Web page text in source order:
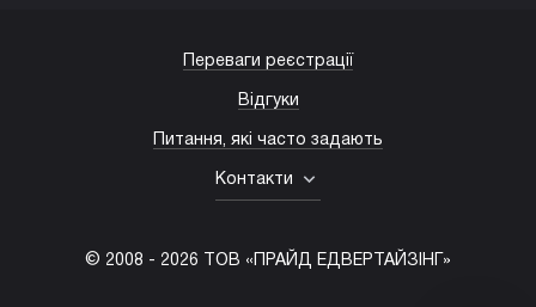
© 2008 - 2026 ТОВ «ПРАЙД ЕДВЕРТАЙЗІНГ»
Переваги реєстрації
Відгуки
Питання, які часто задають
Контакти